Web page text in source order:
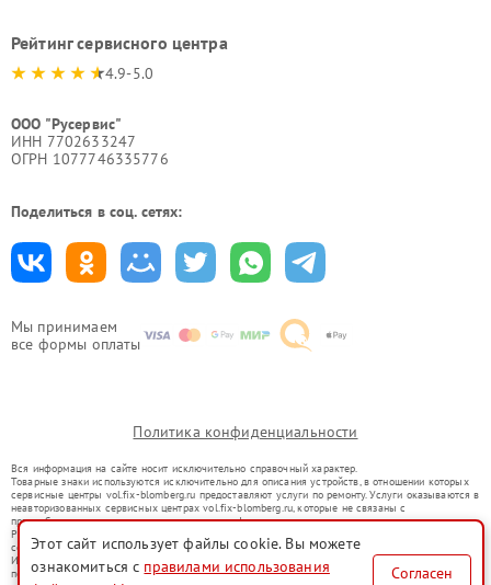
Мы принимаем
все формы оплаты
Рейтинг сервисного центра
4.9-5.0
ООО "Русервис"
ИНН 7702633247
ОГРН 1077746335776
Поделиться в соц. сетях:
Политика конфиденциальности
Вся информация на сайте носит исключительно справочный характер.
Товарные знаки используются исключительно для описания устройств, в отношении которых
сервисные центры vol.fix-blomberg.ru предоставляют услуги по ремонту. Услуги оказываются в
неавторизованных сервисных центрах vol.fix-blomberg.ru, которые не связаны с
правообладателями товарных знаков или их официальными представителями.
Ремонт осуществляется для устройств, уже введенных в гражданский оборот в соответствии
со статьей 1487 ГК РФ.
Использование товарных знаков не преследует цели индивидуализации услуг или введения
потребителей в заблуждение, а служит для информирования о предоставляемых услугах по
Этот сайт использует файлы cookie. Вы можете
ознакомиться с правилами использования
Согласен